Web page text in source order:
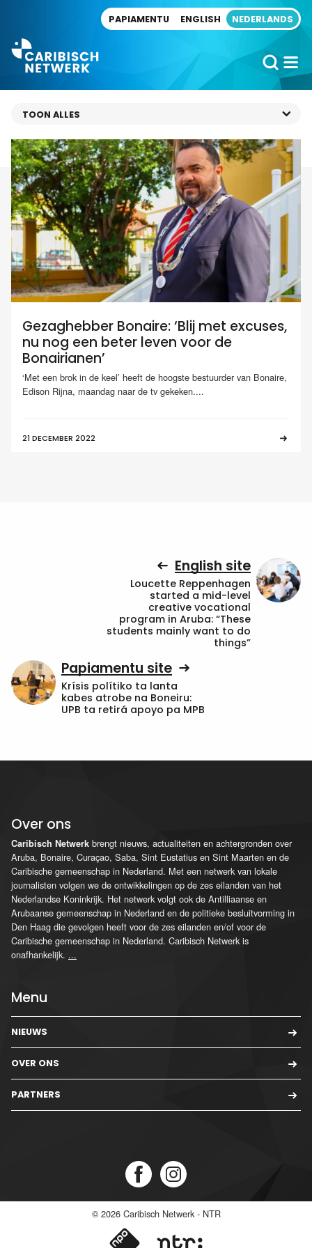
PAPIAMENTU ENGLISH NEDERLANDS
Gezaghebber Bonaire: ‘Blij met excuses,
nu nog een beter leven voor de
Bonairianen’
‘Met een brok in de keel’ heeft de hoogste bestuurder van Bonaire,
Edison Rijna, maandag naar de tv gekeken....
21 DECEMBER 2022
English site
Loucette Reppenhagen
started a mid-level
creative vocational
program in Aruba: “These
students mainly want to do
things”
Papiamentu site
Krísis polítiko ta lanta
kabes atrobe na Boneiru:
UPB ta retirá apoyo pa MPB
Over ons
Caribisch Netwerk brengt nieuws, actualiteiten en achtergronden over
Aruba, Bonaire, Curaçao, Saba, Sint Eustatius en Sint Maarten en de
Caribische gemeenschap in Nederland. Met een netwerk van lokale
journalisten volgen we de ontwikkelingen op de zes eilanden van het
Nederlandse Koninkrijk. Het netwerk volgt ook de Antilliaanse en
Arubaanse gemeenschap in Nederland en de politieke besluitvorming in
Den Haag die gevolgen heeft voor de zes eilanden en/of voor de
Caribische gemeenschap in Nederland. Caribisch Netwerk is
onafhankelijk. ...
Menu
NIEUWS
OVER ONS
PARTNERS
© 2026 Caribisch Netwerk - NTR